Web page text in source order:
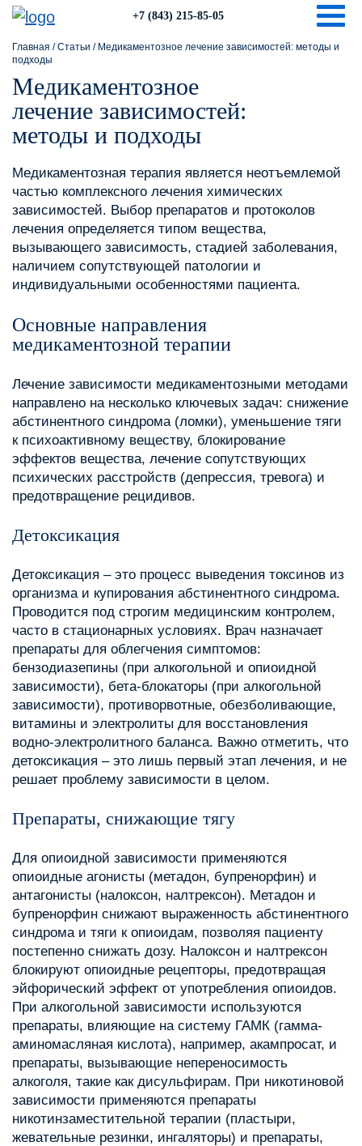
+7 (843) 215-85-05
Главная /Статьи / Медикаментозное лечение зависимостей: методы и
подходы
Медикаментозное
лечение зависимостей:
методы и подходы
Медикаментозная терапия является неотъемлемой
частью комплексного лечения химических
зависимостей. Выбор препаратов и протоколов
лечения определяется типом вещества,
вызывающего зависимость, стадией заболевания,
наличием сопутствующей патологии и
индивидуальными особенностями пациента.
Основные направления
медикаментозной терапии
Лечение зависимости медикаментозными методами
направлено на несколько ключевых задач: снижение
абстинентного синдрома (ломки), уменьшение тяги
к психоактивному веществу, блокирование
эффектов вещества, лечение сопутствующих
психических расстройств (депрессия, тревога) и
предотвращение рецидивов.
Детоксикация
Детоксикация – это процесс выведения токсинов из
организма и купирования абстинентного синдрома.
Проводится под строгим медицинским контролем,
часто в стационарных условиях. Врач назначает
препараты для облегчения симптомов:
бензодиазепины (при алкогольной и опиоидной
зависимости), бета-блокаторы (при алкогольной
зависимости), противорвотные, обезболивающие,
витамины и электролиты для восстановления
водно-электролитного баланса. Важно отметить, что
детоксикация – это лишь первый этап лечения, и не
решает проблему зависимости в целом.
Препараты, снижающие тягу
Для опиоидной зависимости применяются
опиоидные агонисты (метадон, бупренорфин) и
антагонисты (налоксон, налтрексон). Метадон и
бупренорфин снижают выраженность абстинентного
синдрома и тяги к опиоидам, позволяя пациенту
постепенно снижать дозу. Налоксон и налтрексон
блокируют опиоидные рецепторы, предотвращая
эйфорический эффект от употребления опиоидов.
При алкогольной зависимости используются
препараты, влияющие на систему ГАМК (гамма-
аминомасляная кислота), например, акампросат, и
препараты, вызывающие непереносимость
алкоголя, такие как дисульфирам. При никотиновой
зависимости применяются препараты
никотинзаместительной терапии (пластыри,
жевательные резинки, ингаляторы) и препараты,